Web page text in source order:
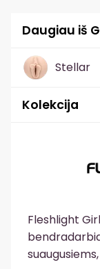
Daugiau iš
Stellar
Kolekcija
Fleshlight